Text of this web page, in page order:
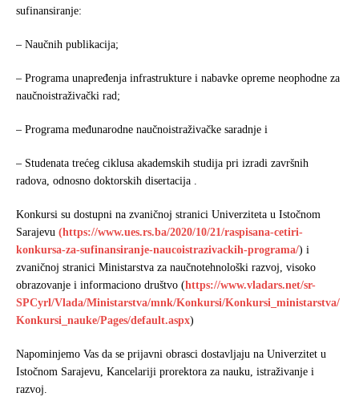
o
k
sufinansiranje:
– Naučnih publikacija;
– Programa unapređenja infrastrukture i nabavke opreme neophodne za
naučnoistraživački rad;
– Programa međunarodne naučnoistraživačke saradnje i
– Studenata trećeg ciklusa akademskih studija pri izradi završnih
radova, odnosno doktorskih disertacija .
Konkursi su dostupni na zvaničnoj stranici Univerziteta u Istočnom
Sarajevu (https://www.ues.rs.ba/2020/10/21/raspisana-cetiri-
konkursa-za-sufinansiranje-naucoistrazivackih-programa/) i
zvaničnoj stranici Ministarstva za naučnotehnološki razvoj, visoko
obrazovanje i informaciono društvo (https://www.vladars.net/sr-
SPCyrl/Vlada/Ministarstva/mnk/Konkursi/Konkursi_ministarstva/
Konkursi_nauke/Pages/default.aspx)
Napominjemo Vas da se prijavni obrasci dostavljaju na Univerzitet u
Istočnom Sarajevu, Kancelariji prorektora za nauku, istraživanje i
razvoj.